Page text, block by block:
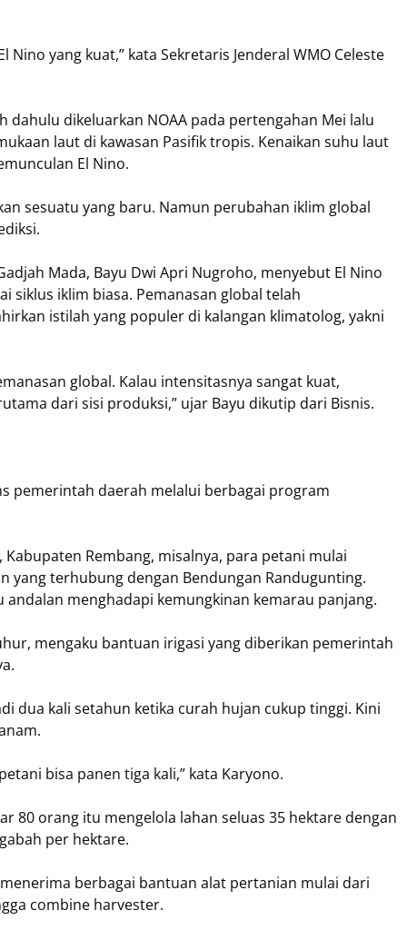
yang kuat,” kata Sekretaris Jenderal WMO Celeste
dahulu dikeluarkan NOAA pada pertengahan Mei lalu
laut di kawasan Pasifik tropis. Kenaikan suhu laut
El Nino.
sesuatu yang baru. Namun perubahan iklim global
Mada, Bayu Dwi Apri Nugroho, menyebut El Nino
siklus iklim biasa. Pemanasan global telah
istilah yang populer di kalangan klimatolog, yakni
global. Kalau intensitasnya sangat kuat,
dari sisi produksi,” ujar Bayu dikutip dari Bisnis.
pemerintah daerah melalui berbagai program
Rembang, misalnya, para petani mulai
yang terhubung dengan Bendungan Randugunting.
menghadapi kemungkinan kemarau panjang.
mengaku bantuan irigasi yang diberikan pemerintah
dua kali setahun ketika curah hujan cukup tinggi. Kini
bisa panen tiga kali,” kata Karyono.
80 orang itu mengelola lahan seluas 35 hektare dengan
per hektare.
berbagai bantuan alat pertanian mulai dari
combine harvester.